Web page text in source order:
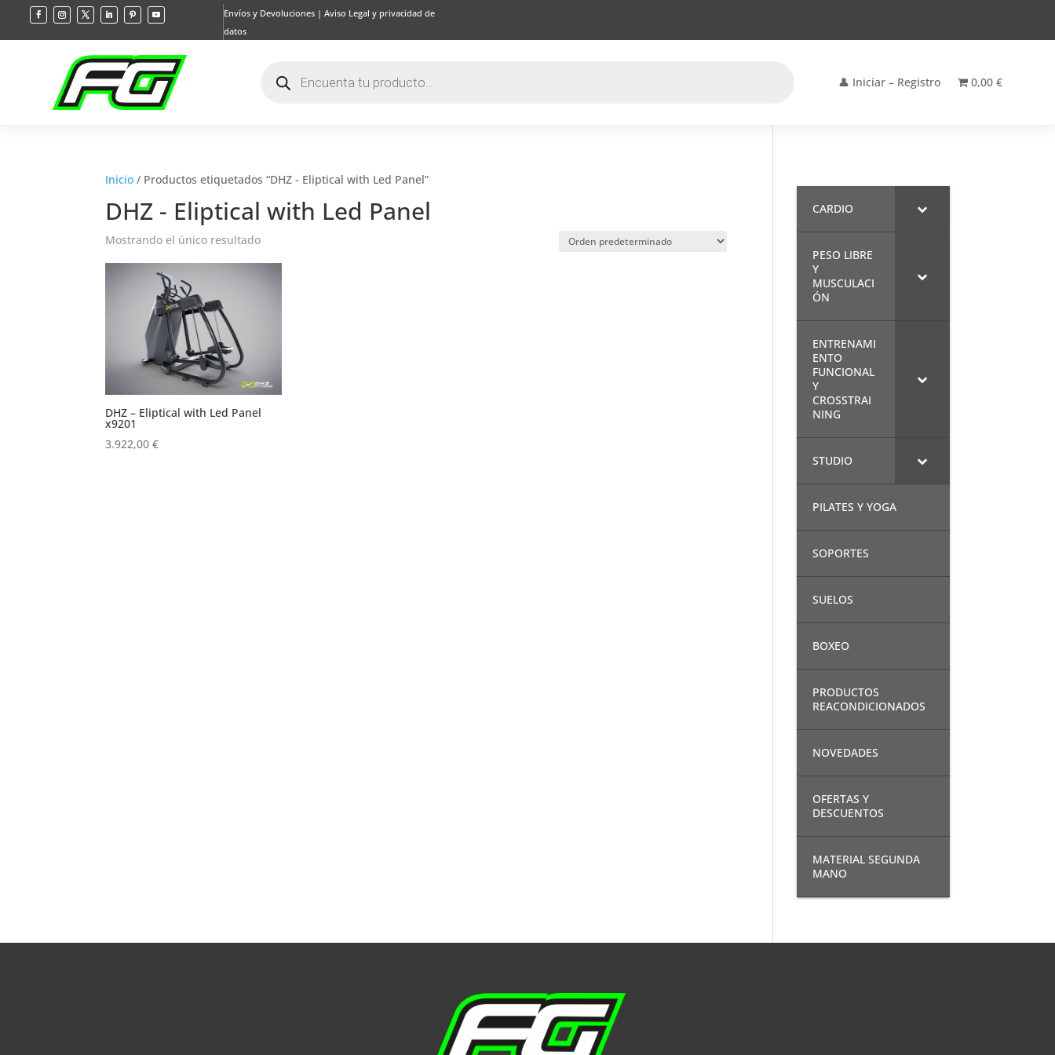
Envíos y Devoluciones| Aviso Legal y privacidad de
datos
productos 👤 Iniciar – Registro 0,00 €
Inicio / Productos etiquetados “DHZ - Eliptical with Led Panel”
DHZ - Eliptical with Led Panel
Mostrando el único resultado
DHZ – Eliptical with Led Panel
x9201
3.922,00€
CARDIO
PESO LIBRE
Y
MUSCULACI
ÓN
ENTRENAMI
ENTO
FUNCIONAL
Y
CROSSTRAI
NING
STUDIO
PILATES Y YOGA
SOPORTES
SUELOS
BOXEO
PRODUCTOS
REACONDICIONADOS
NOVEDADES
OFERTAS Y
DESCUENTOS
MATERIAL SEGUNDA
MANO